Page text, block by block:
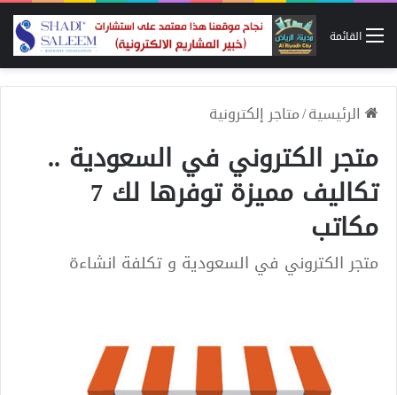
القائمة
الرئيسية/متاجر إلكترونية
متجر الكتروني في السعودية ..
تكاليف مميزة توفرها لك 7
مكاتب
متجر الكتروني في السعودية و تكلفة انشاءة